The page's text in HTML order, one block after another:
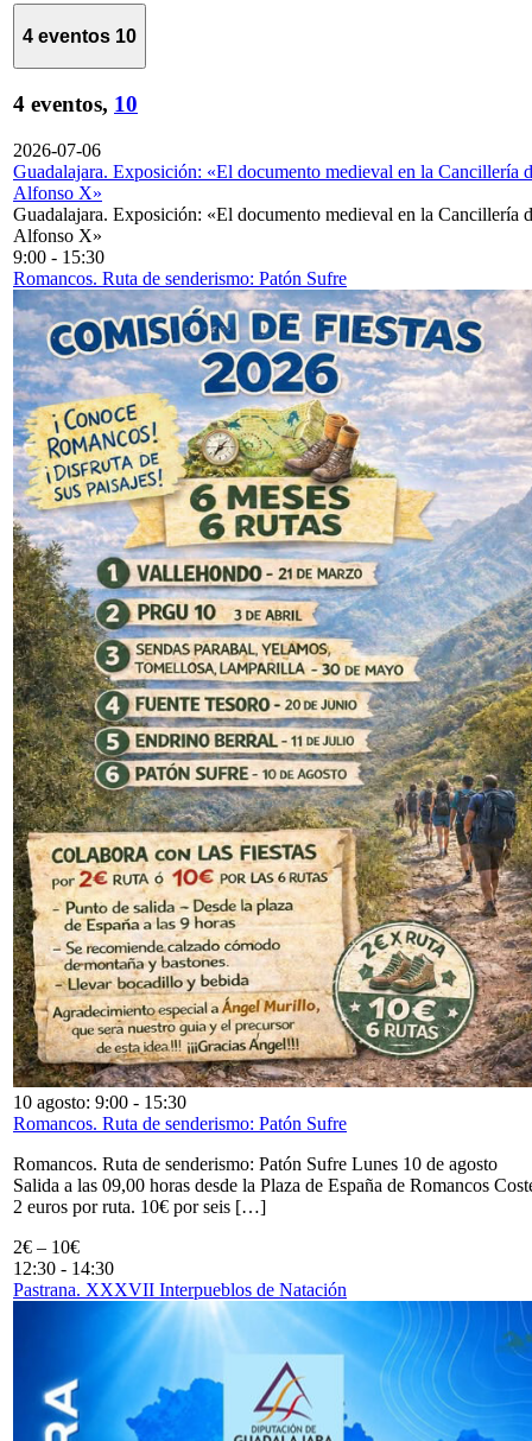
4 eventos 10
4 eventos, 10
2026-07-06
Guadalajara. Exposición: «El documento medieval en la Cancillería
Alfonso X»
Guadalajara. Exposición: «El documento medieval en la Cancillería
Alfonso X»
9:00 - 15:30
Romancos. Ruta de senderismo: Patón Sufre
10 agosto: 9:00 - 15:30
Romancos. Ruta de senderismo: Patón Sufre
Romancos. Ruta de senderismo: Patón Sufre Lunes 10 de agosto
Salida a las 09,00 horas desde la Plaza de España de Romancos
2 euros por ruta. 10€ por seis […]
2€ – 10€
12:30 - 14:30
Pastrana. XXXVII Interpueblos de Natación